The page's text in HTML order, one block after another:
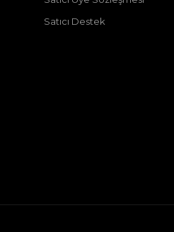
Satıcı Destek